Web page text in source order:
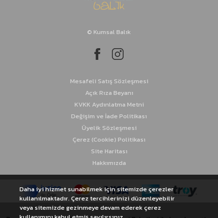
© Kumsal Balık
Mesafeli Satış Sözleşmesi
Açık Rıza Beyanı
KVKK Aydınlatma Metni
Değişim ve İade Politikası
Üyelik Sözleşmesi
Çerez (Cookie) Politikası
Site Haritası
Hakkımızda
Daha iyi hizmet sunabilmek için sitemizde çerezler
kullanılmaktadır. Çerez tercihlerinizi düzenleyebilir
veya sitemizde gezinmeye devam ederek çerez